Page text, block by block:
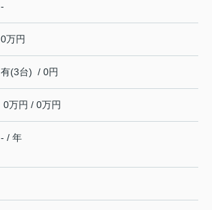
-
0万円
有(3台) / 0円
0万円 / 0万円
- / 年